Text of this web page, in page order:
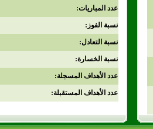
عدد المباريات:
نسبة الفوز:
نسبة التعادل:
نسبة الخسارة:
عدد الأهداف المسجلة:
عدد الأهداف المستقبلة: